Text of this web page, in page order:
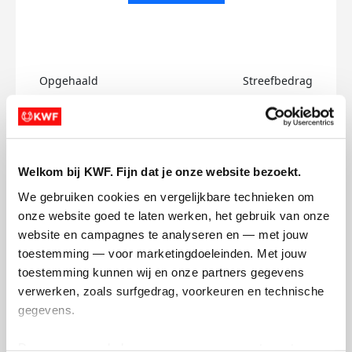
Welkom bij KWF. Fijn dat je onze website bezoekt.
We gebruiken cookies en vergelijkbare technieken om
onze website goed te laten werken, het gebruik van onze
website en campagnes te analyseren en — met jouw
toestemming — voor marketingdoeleinden. Met jouw
toestemming kunnen wij en onze partners gegevens
verwerken, zoals surfgedrag, voorkeuren en technische
gegevens.
Opgehaald Streefbedrag
Norah's badges